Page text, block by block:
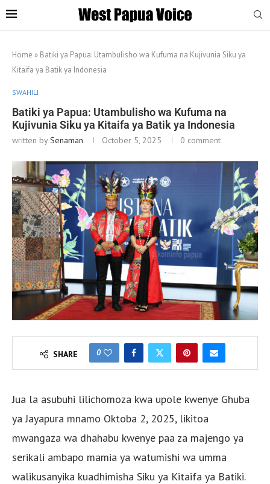
Home » Batiki ya Papua: Utambulisho wa Kufuma na Kujivunia Siku ya
Kitaifa ya Batik ya Indonesia
SWAHILI
Batiki ya Papua: Utambulisho wa Kufuma na
Kujivunia Siku ya Kitaifa ya Batik ya Indonesia
written bySenaman October 5, 2025 0 comment
SHARE 0
Jua la asubuhi lilichomoza kwa upole kwenye Ghuba
ya Jayapura mnamo Oktoba 2, 2025, likitoa
mwangaza wa dhahabu kwenye paa za majengo ya
serikali ambapo mamia ya watumishi wa umma
walikusanyika kuadhimisha Siku ya Kitaifa ya Batiki.